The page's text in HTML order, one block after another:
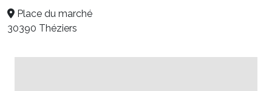
Place du marché
30390 Théziers